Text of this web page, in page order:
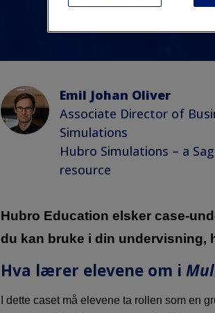
Emil Johan Oliver
Associate Director of
Simulations
Hubro Simulations – a
resource
Hubro Education elsker case-
du kan bruke i din undervisning,
Hva lærer elevene om i
I dette caset må elevene ta rollen som en